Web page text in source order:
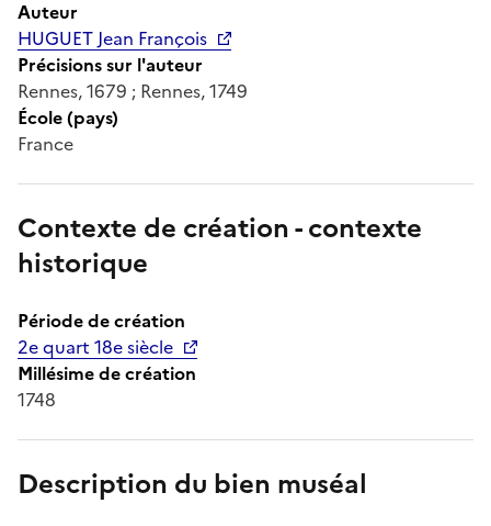
Auteur
HUGUET Jean François
Précisions sur l'auteur
Rennes, 1679 ; Rennes, 1749
École (pays)
France
Contexte de création - contexte
historique
Période de création
2e quart 18e siècle
Millésime de création
1748
Description du bien muséal